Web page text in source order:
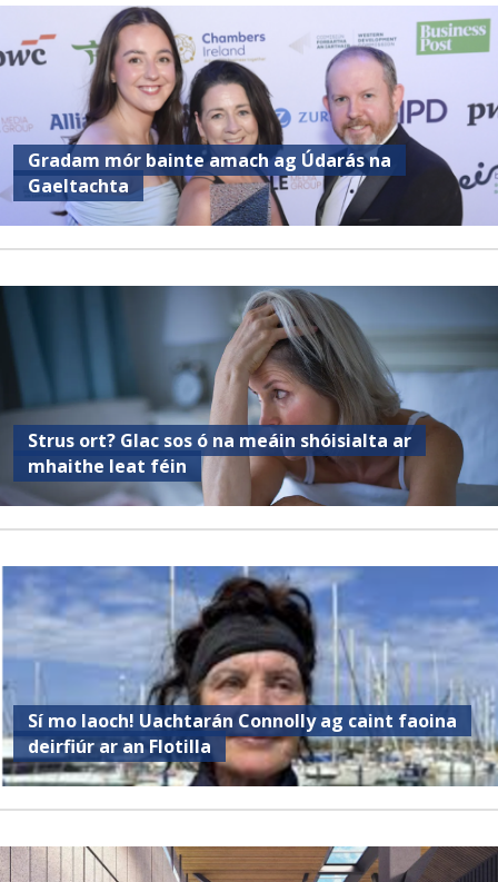
Gradam mór bainte amach ag Údarás na
Gaeltachta
Strus ort? Glac sos ó na meáin shóisialta ar
mhaithe leat féin
Sí mo laoch! Uachtarán Connolly ag caint faoina
deirfiúr ar an Flotilla